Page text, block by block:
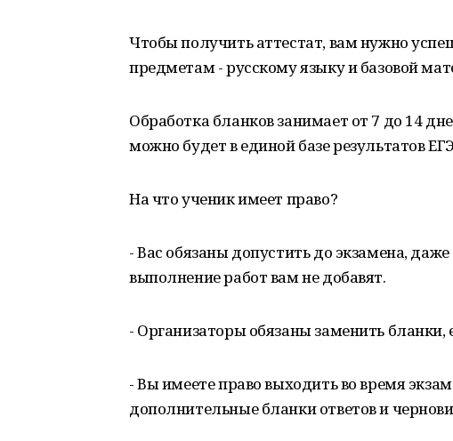
Чтобы получить аттестат, вам нужно
предметам - русскому языку и базовой
Обработка бланков занимает от 7 до 14
можно будет в единой базе результатов
На что ученик имеет право?
- Вас обязаны допустить до экзамена,
выполнение работ вам не добавят.
- Организаторы обязаны заменить бланки,
- Вы имеете право выходить во время
дополнительные бланки ответов и